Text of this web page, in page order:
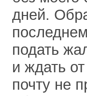
дней.
подать
и ждать
почту не